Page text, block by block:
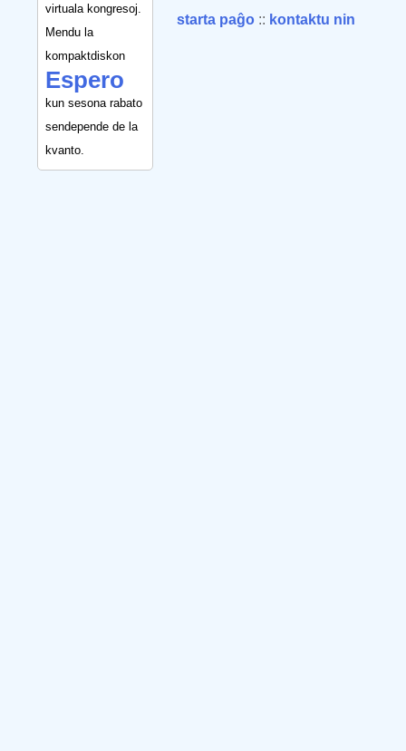
virtuala kongresoj.
Mendu la
kompaktdiskon
Espero
kun sesona rabato
sendepende de la
kvanto.
starta paĝo :: kontaktu nin